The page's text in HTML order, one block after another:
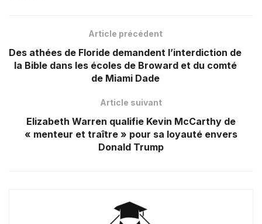
Article précédent
Des athées de Floride demandent l’interdiction de
la Bible dans les écoles de Broward et du comté
de Miami Dade
Article suivant
Elizabeth Warren qualifie Kevin McCarthy de
« menteur et traître » pour sa loyauté envers
Donald Trump